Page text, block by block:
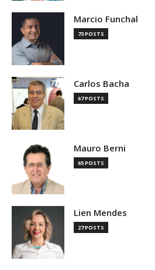
Marcio Funchal
73 POSTS
Carlos Bacha
67 POSTS
Mauro Berni
65 POSTS
Lien Mendes
27 POSTS